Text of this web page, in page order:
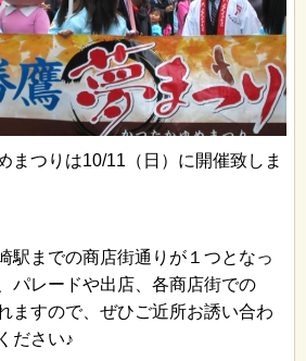
まつりは10/11（日）に開催致しま
駅までの商店街通りが１つとなっ
パレードや出店、各商店街での
ますので、ぜひご近所お誘い合わ
ださい♪